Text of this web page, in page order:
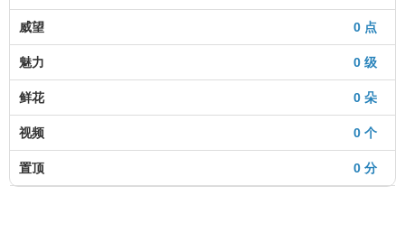
0 点
威望
0 级
魅力
0 朵
鲜花
0 个
视频
0 分
置顶